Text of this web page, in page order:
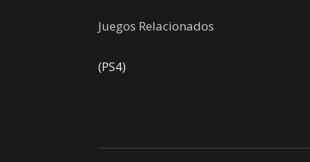
Juegos Relacionados
(PS4)